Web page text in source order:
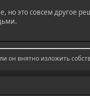
но это совсем другое
он внятно изложить